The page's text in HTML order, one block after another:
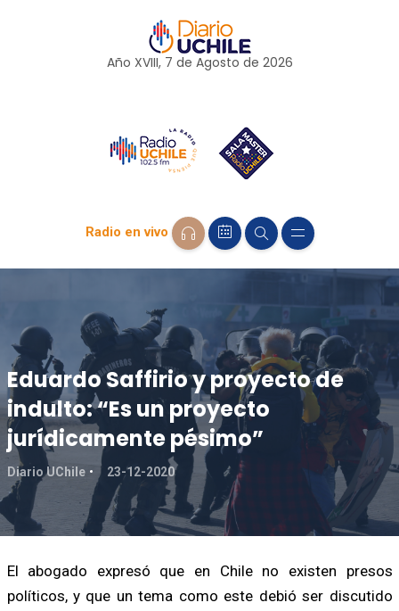
Año XVIII, 7 de Agosto de 2026
Radio en vivo
Eduardo Saffirio y proyecto de
indulto: “Es un proyecto
jurídicamente pésimo”
Diario UChile 23-12-2020
El abogado expresó que en Chile no existen presos
políticos, y que un tema como este debió ser discutido